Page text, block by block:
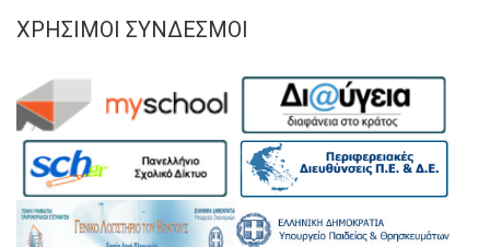
ΧΡΉΣΙΜΟΙ ΣΎΝΔΕΣΜΟΙ